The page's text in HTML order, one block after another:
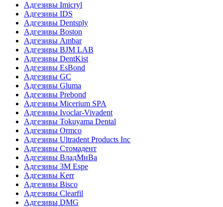
Адгезивы Imicryl
Адгезивы IDS
Адгезивы Dentsply
Адгезивы Boston
Адгезивы Ambar
Адгезивы BJM LAB
Адгезивы DentKist
Адгезивы EsBond
Адгезивы GC
Адгезивы Gluma
Адгезивы Prebond
Адгезивы Micerium SPA
Адгезивы Ivoclar-Vivadent
Адгезивы Tokuyama Dental
Адгезивы Ormco
Адгезивы Ultradent Products Inc
Адгезивы Стомадент
Адгезивы ВладМиВа
Адгезивы 3M Espe
Адгезивы Kerr
Адгезивы Bisco
Адгезивы Clearfil
Адгезивы DMG